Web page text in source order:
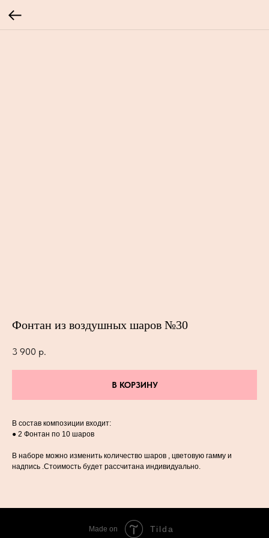
Фонтан из воздушных шаров №30
3 900 р.
В КОРЗИНУ
В состав композиции входит:
● 2 Фонтан по 10 шаров
В наборе можно изменить количество шаров , цветовую гамму и
надпись .Стоимость будет рассчитана индивидуально.
Made on Tilda